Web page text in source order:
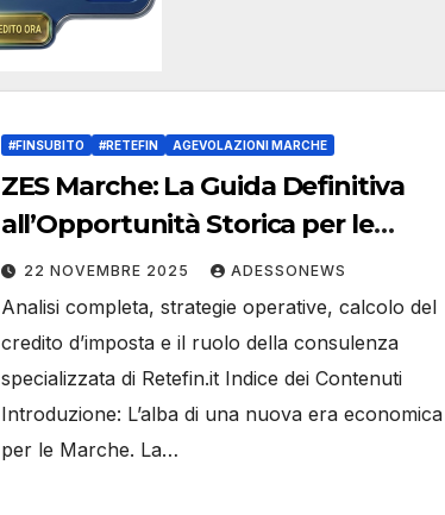
#FINSUBITO #RETEFIN AGEVOLAZIONI MARCHE
ZES Marche: La Guida Definitiva
all’Opportunità Storica per le
Imprese – #Retefin – Retefin –
#Finsubito – Finsubito –
#Adessonews – #Adessonews –
#Finsubito – Adessonews
22 NOVEMBRE 2025 ADESSONEWS
Analisi completa, strategie operative, calcolo del
credito d’imposta e il ruolo della consulenza
specializzata di Retefin.it Indice dei Contenuti
Introduzione: L’alba di una nuova era economica
per le Marche. La…